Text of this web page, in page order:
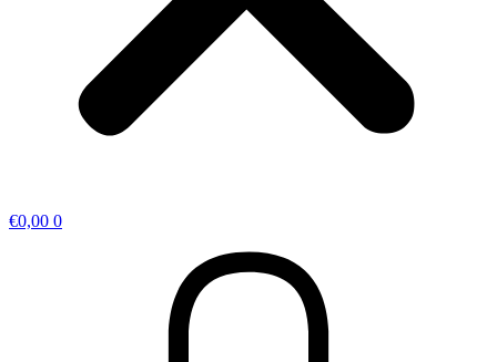
€0,00 0